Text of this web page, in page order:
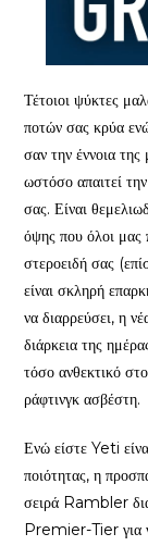
Τέτοιοι ψύκτες
ποτών σας κρύα
σαν την έννοια
ωστόσο απαιτεί
σας. Είναι
όψης που όλοι μας
στεροειδή σας
είναι σκληρή
να διαρρεύσει, η
διάρκεια της
τόσο ανθεκτικό
ράφτινγκ ασβέστη.
Ενώ είστε Yeti
ποιότητας, η
σειρά Rambler
Premier-Tier για